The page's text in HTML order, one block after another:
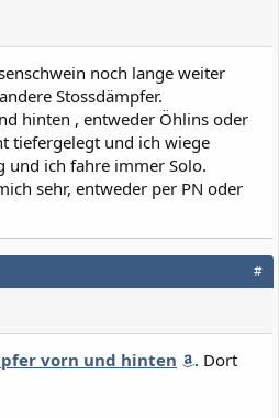
noch lange weiter
Stossdämpfer.
hinten , entweder Öhlins oder
tiefergelegt und ich wiege
und ich fahre immer Solo.
sehr, entweder per PN oder
#
vorn und hinten
. Dort